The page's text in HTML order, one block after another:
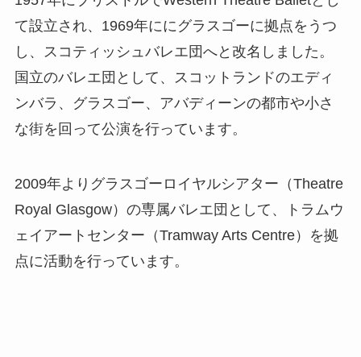
て設立され、1969年ににグラスゴーに拠点をうつ
し、スコティッシュバレエ団へと改名しました。
国立のバレエ団として、スコットランドのエディ
ンバラ、グラスゴー、アバディーンの都市や小さ
な街を回って公演を行っています。
2009年よりグラスゴーロイヤルシアター（Theatre
Royal Glasgow）の専属バレエ団として、トラムウ
ェイアートセンター（Tramway Arts Centre）を拠
点に活動を行っています。